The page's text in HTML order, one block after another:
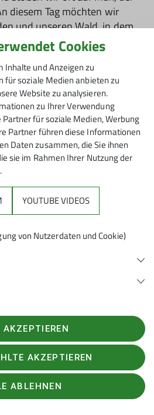
diesem Tag möchten wir
und unseren Wald, in dem
von Unrat befreien.
Handschuhen (bitte
wollen wir einen
unserer Natur leisten.
euch ein, bei Kaffee und
und den Tag in
zu lassen.
sorgen wir – bringt bitte
Bringt einfach gute Laune
Waldfriedhof
hanau.de
und darauf,
und den Wald zu tun!
Cookies
Inhalte und Anzeigen zu
für soziale Medien anbieten zu
Website zu analysieren.
zu Ihrer Verwendung
für soziale Medien, Werbung
Partner führen diese Informationen
Daten zusammen, die Sie ihnen
sie im Rahmen Ihrer Nutzung der
YOUTUBE VIDEOS
von Nutzerdaten und Cookie)
AKZEPTIEREN
AKZEPTIEREN
ABLEHNEN